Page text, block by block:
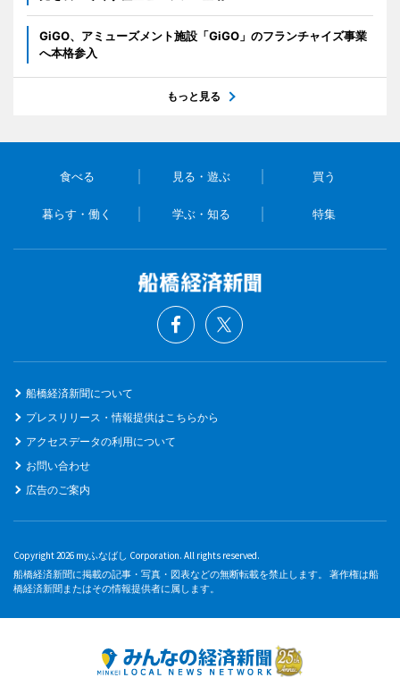
GiGO、アミューズメント施設「GiGO」のフランチャイズ事業
へ本格参入
もっと見る
食べる 見る・遊ぶ 買う
暮らす・働く 学ぶ・知る 特集
船橋経済新聞について
プレスリリース・情報提供はこちらから
アクセスデータの利用について
お問い合わせ
広告のご案内
Copyright 2026 myふなばし Corporation. All rights reserved.
船橋経済新聞に掲載の記事・写真・図表などの無断転載を禁止します。 著作権は船
橋経済新聞またはその情報提供者に属します。